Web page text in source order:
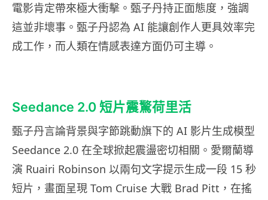
電影肯定帶來極大衝擊。甄子丹持正面態度，強調
這並非壞事。甄子丹認為 AI 能讓創作人更具效率完
成工作，而人類在情感表達方面仍可主導。
Seedance 2.0 短片震驚荷里活
甄子丹言論背景與字節跳動旗下的 AI 影片生成模型
Seedance 2.0 在全球掀起震盪密切相關。愛爾蘭導
演 Ruairi Robinson 以兩句文字提示生成一段 15 秒
短片，畫面呈現 Tom Cruise 大戰 Brad Pitt，在搖